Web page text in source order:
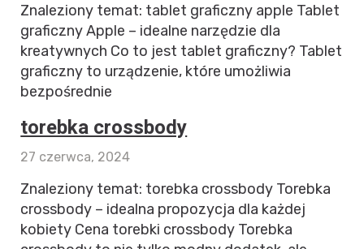
Znaleziony temat: tablet graficzny apple Tablet
graficzny Apple – idealne narzędzie dla
kreatywnych Co to jest tablet graficzny? Tablet
graficzny to urządzenie, które umożliwia
bezpośrednie
torebka crossbody
27 czerwca, 2024
Znaleziony temat: torebka crossbody Torebka
crossbody – idealna propozycja dla każdej
kobiety Cena torebki crossbody Torebka